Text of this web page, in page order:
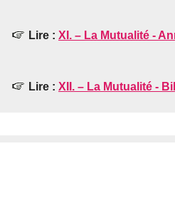
Lire : XI. – La Mutualité -
Lire : XII. – La Mutualité -